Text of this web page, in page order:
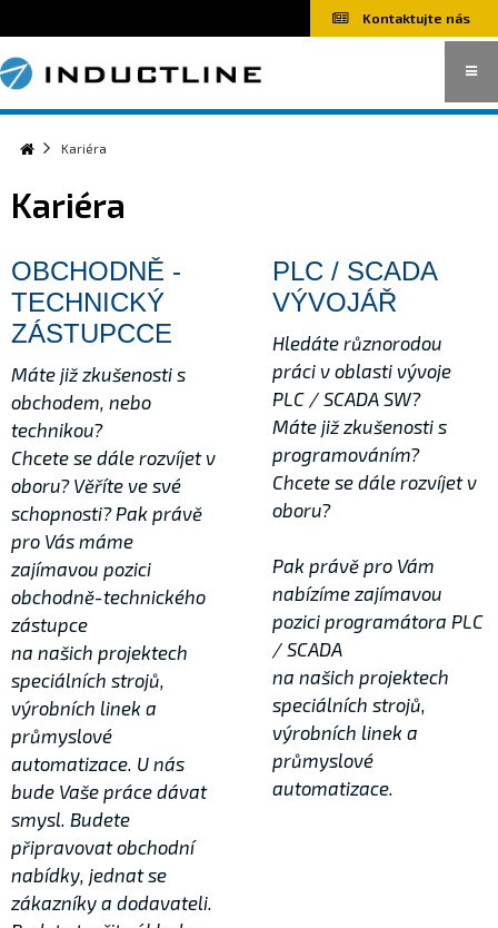
Kontaktujte nás
Jednoúčelové stroje
Kariéra
Kariéra
OBCHODNĚ -
TECHNICKÝ
ZÁSTUPCCE
Máte již zkušenosti s
obchodem, nebo
technikou?
Chcete se dále rozvíjet v
oboru? Věříte ve své
schopnosti? Pak právě
pro Vás máme
zajímavou pozici
obchodně-technického
zástupce
na našich projektech
speciálních strojů,
výrobních linek a
průmyslové
automatizace. U nás
bude Vaše práce dávat
smysl. Budete
připravovat obchodní
nabídky, jednat se
zákazníky a dodavateli.
PLC / SCADA
VÝVOJÁŘ
Hledáte různorodou
práci v oblasti vývoje
PLC / SCADA SW?
Máte již zkušenosti s
programováním?
Chcete se dále rozvíjet v
oboru?
Pak právě pro Vám
nabízíme zajímavou
pozici programátora PLC
/ SCADA
na našich projektech
speciálních strojů,
výrobních linek a
průmyslové
automatizace.